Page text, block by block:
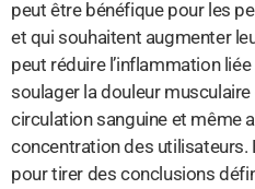
peut être bénéfique pour les
et qui souhaitent augmenter
peut réduire l’inflammation
soulager la douleur
circulation sanguine et même
concentration des utilisateurs.
pour tirer des conclusions